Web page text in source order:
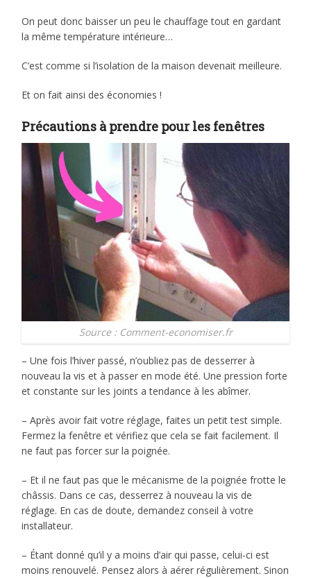
On peut donc baisser un peu le chauffage tout en gardant
la même température intérieure…
C’est comme si l’isolation de la maison devenait meilleure.
Et on fait ainsi des économies !
Précautions à prendre pour les fenêtres
Source : Comment-economiser.fr
– Une fois l’hiver passé, n’oubliez pas de desserrer à
nouveau la vis et à passer en mode été. Une pression forte
et constante sur les joints a tendance à les abîmer.
– Après avoir fait votre réglage, faites un petit test simple.
Fermez la fenêtre et vérifiez que cela se fait facilement. Il
ne faut pas forcer sur la poignée.
– Et il ne faut pas que le mécanisme de la poignée frotte le
châssis. Dans ce cas, desserrez à nouveau la vis de
réglage. En cas de doute, demandez conseil à votre
installateur.
– Étant donné qu’il y a moins d’air qui passe, celui-ci est
moins renouvelé. Pensez alors à aérer régulièrement. Sinon